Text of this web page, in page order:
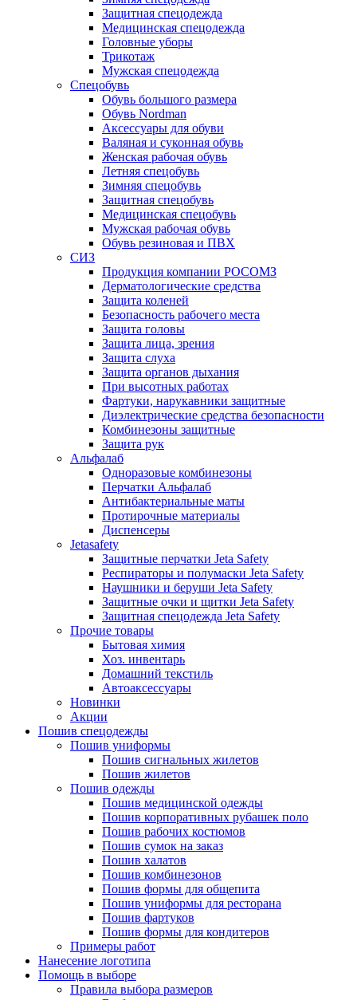
Защитная спецодежда
Медицинская спецодежда
Головные уборы
Трикотаж
Мужская спецодежда
Спецобувь
Обувь большого размера
Обувь Nordman
Аксессуары для обуви
Валяная и суконная обувь
Женская рабочая обувь
Летняя спецобувь
Зимняя спецобувь
Защитная спецобувь
Медицинская спецобувь
Мужская рабочая обувь
Обувь резиновая и ПВХ
СИЗ
Продукция компании РОСОМЗ
Дерматологические средства
Защита коленей
Безопасность рабочего места
Защита головы
Защита лица, зрения
Защита слуха
Защита органов дыхания
При высотных работах
Фартуки, нарукавники защитные
Диэлектрические средства безопасности
Комбинезоны защитные
Защита рук
Альфалаб
Одноразовые комбинезоны
Перчатки Альфалаб
Антибактериальные маты
Протирочные материалы
Диспенсеры
Jetasafety
Защитные перчатки Jeta Safety
Респираторы и полумаски Jeta Safety
Наушники и беруши Jeta Safety
Защитные очки и щитки Jeta Safety
Защитная спецодежда Jeta Safety
Прочие товары
Бытовая химия
Хоз. инвентарь
Домашний текстиль
Автоаксессуары
Новинки
Акции
Пошив спецодежды
Пошив униформы
Пошив сигнальных жилетов
Пошив жилетов
Пошив одежды
Пошив медицинской одежды
Пошив корпоративных рубашек поло
Пошив рабочих костюмов
Пошив сумок на заказ
Пошив халатов
Пошив комбинезонов
Пошив формы для общепита
Пошив униформы для ресторана
Пошив фартуков
Пошив формы для кондитеров
Примеры работ
Нанесение логотипа
Помощь в выборе
Правила выбора размеров